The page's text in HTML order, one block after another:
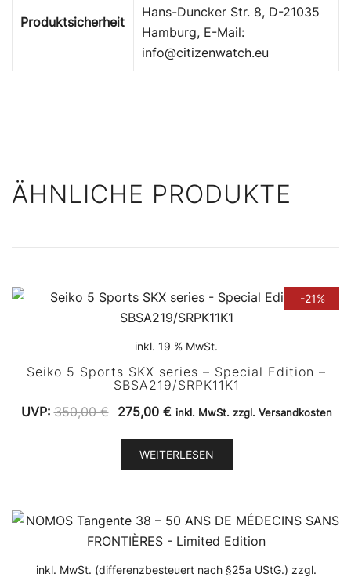
Produktsicherheit
Hans-Duncker Str. 8, D-21035
Hamburg, E-Mail:
info@citizenwatch.eu
ÄHNLICHE PRODUKTE
-21%
inkl. 19 % MwSt.
Seiko 5 Sports SKX series – Special Edition –
SBSA219/SRPK11K1
UVP: 350,00€
Ursprünglicher
war:
350,00 €
275,00 €Aktueller
ist:
275,00 €.
inkl. MwSt. zzgl. Versandkosten
WEITERLESEN
inkl. MwSt. (differenzbesteuert nach §25a UStG.) zzgl.